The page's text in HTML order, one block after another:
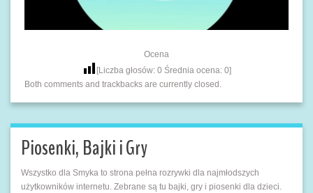
Ocena
[Liczba głosów: 0 Średnia ocena: 0]
Both comments and trackbacks are currently closed.
Piosenki, Bajki i Gry
Wszystko dla Smyka to strona pełna rozrywki dla najmłodszych
użytkowników internetu. Zebrane są tu bajki, gry i piosenki dla dzieci.